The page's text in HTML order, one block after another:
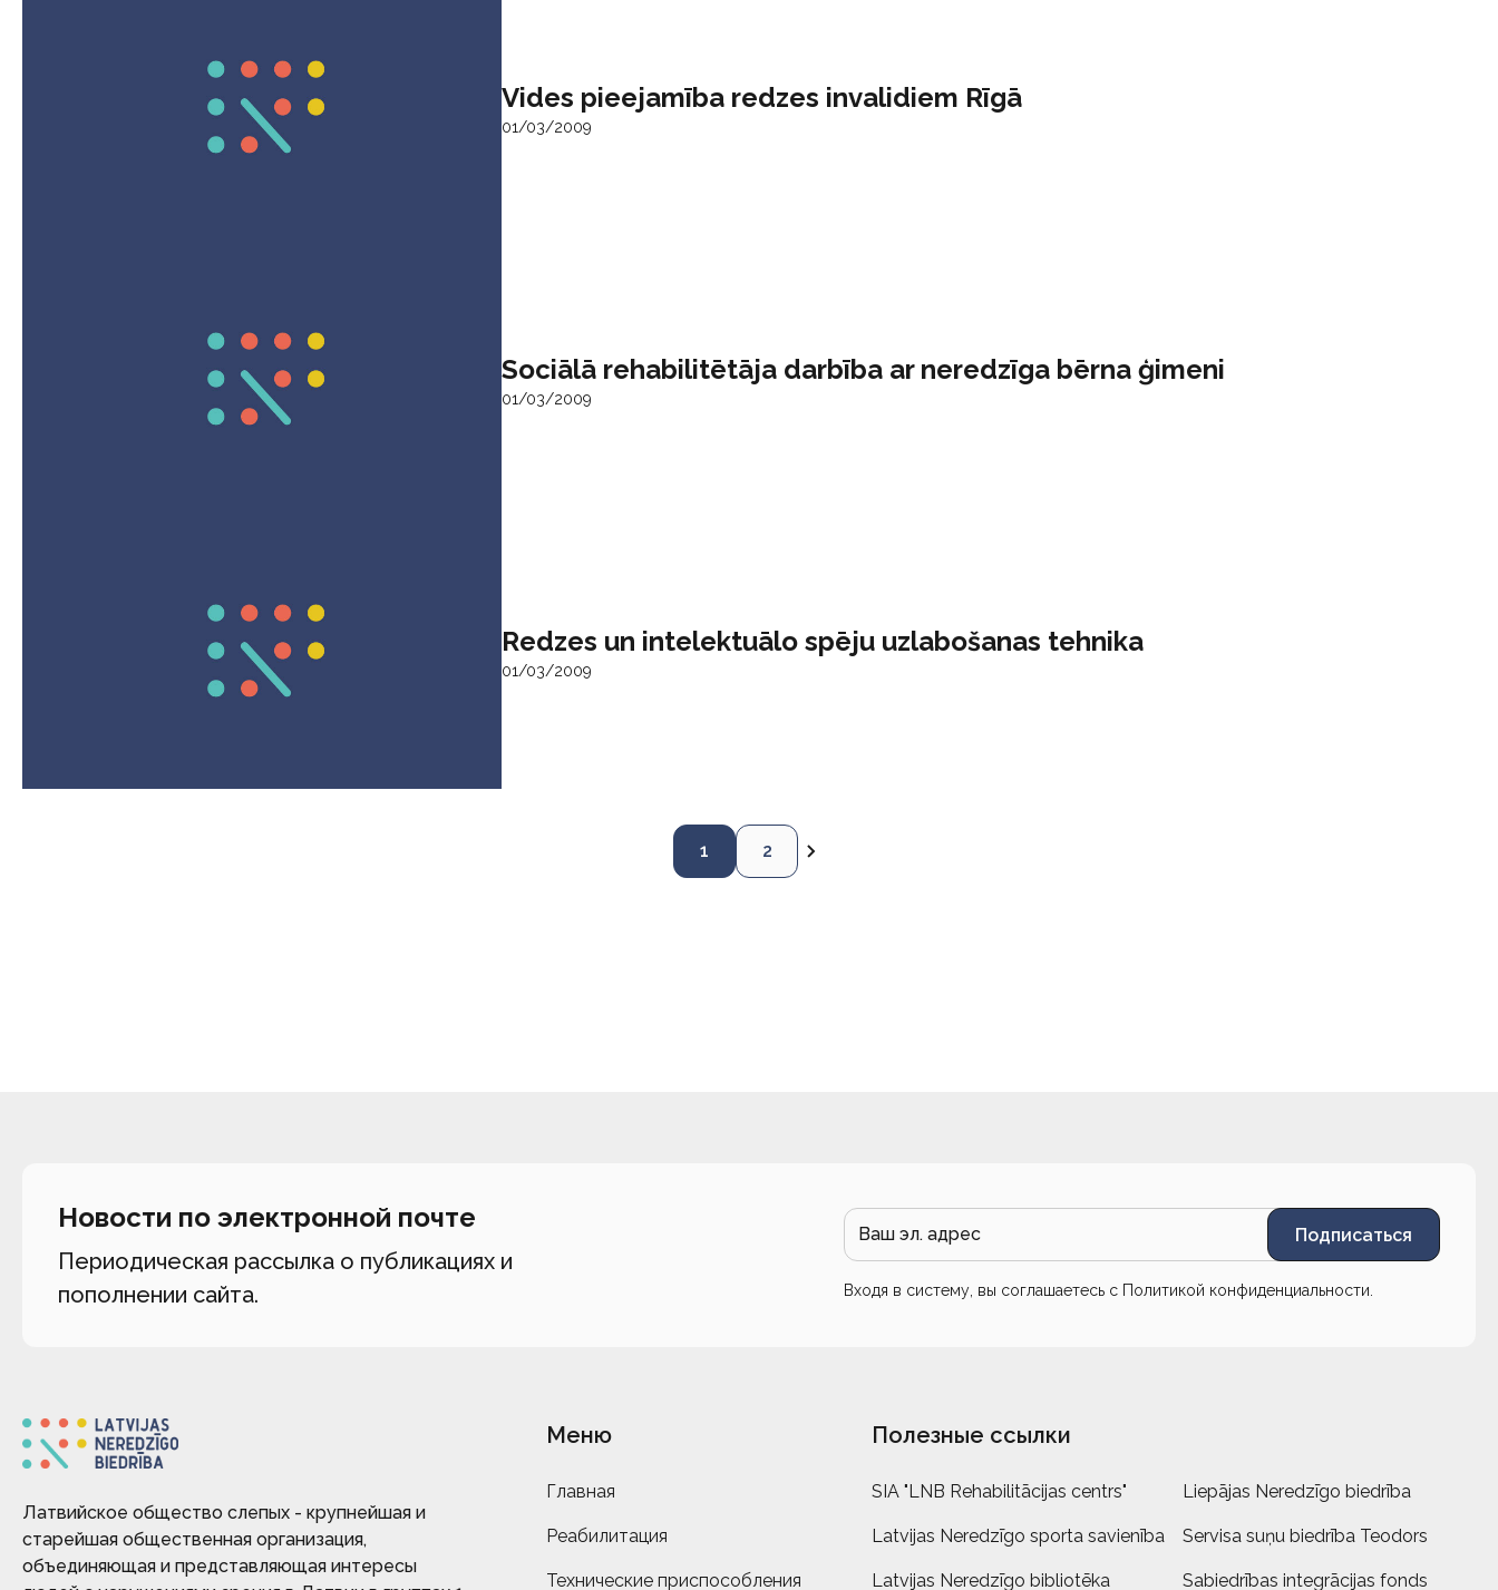
Vides pieejamība redzes invalidiem Rīgā
01/03/2009
Sociālā rehabilitētāja darbība ar neredzīga bērna ģimeni
01/03/2009
Redzes un intelektuālo spēju uzlabošanas tehnika
01/03/2009
1 2
Новости по электронной почте
Периодическая рассылка о публикациях и
пополнении сайта.
Подписаться
Входя в систему, вы соглашаетесь с Политикой конфиденциальности
Латвийское общество слепых - крупнейшая и
старейшая общественная организация,
объединяющая и представляющая интересы
Меню
Главная
Реабилитация
Технические приспособления
Полезные ссылки
SIA "LNB Rehabilitācijas centrs" Liepājas Neredzīgo biedrība
Latvijas Neredzīgo sporta savienība Servisa suņu biedrība Teodors
Latvijas Neredzīgo bibliotēka Sabiedrības integrācijas fonds